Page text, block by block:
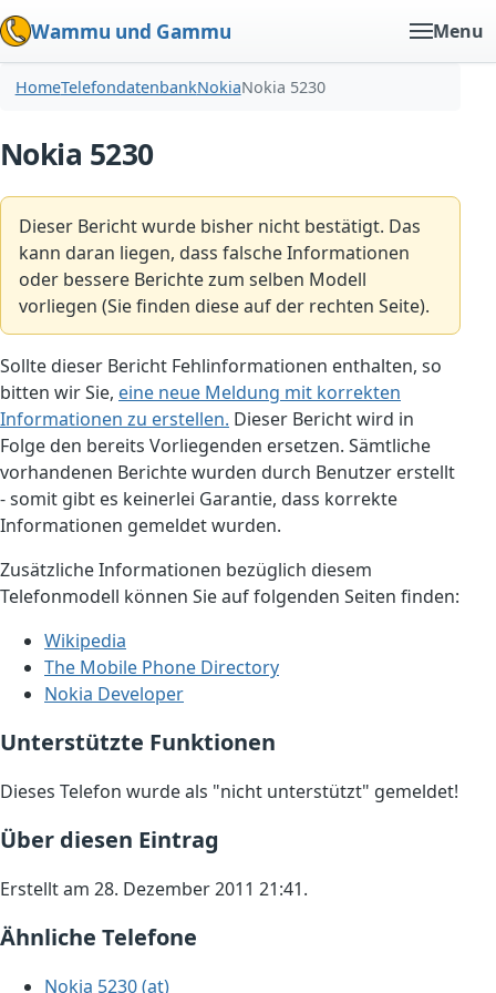
Wammu und Gammu Menu
HomeTelefondatenbankNokiaNokia 5230
Nokia 5230
Dieser Bericht wurde bisher nicht bestätigt. Das
kann daran liegen, dass falsche Informationen
oder bessere Berichte zum selben Modell
vorliegen (Sie finden diese auf der rechten Seite).
Sollte dieser Bericht Fehlinformationen enthalten, so
bitten wir Sie, eine neue Meldung mit korrekten
Informationen zu erstellen. Dieser Bericht wird in
Folge den bereits Vorliegenden ersetzen. Sämtliche
vorhandenen Berichte wurden durch Benutzer erstellt
- somit gibt es keinerlei Garantie, dass korrekte
Informationen gemeldet wurden.
Zusätzliche Informationen bezüglich diesem
Telefonmodell können Sie auf folgenden Seiten finden:
Wikipedia
The Mobile Phone Directory
Nokia Developer
Unterstützte Funktionen
Dieses Telefon wurde als "nicht unterstützt" gemeldet!
Über diesen Eintrag
Erstellt am 28. Dezember 2011 21:41.
Ähnliche Telefone
Nokia 5230 (at)